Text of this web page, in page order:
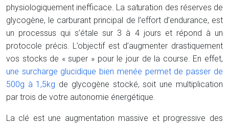
physiologiquement inefficace. La saturation des réserves de
glycogène, le carburant principal de l’effort d’endurance, est
un processus qui s’étale sur 3 à 4 jours et répond à un
protocole précis. L’objectif est d’augmenter drastiquement
vos stocks de « super » pour le jour de la course. En effet,
une surcharge glucidique bien menée permet de passer de
500g à 1,5kg de glycogène stocké, soit une multiplication
par trois de votre autonomie énergétique.
La clé est une augmentation massive et progressive des